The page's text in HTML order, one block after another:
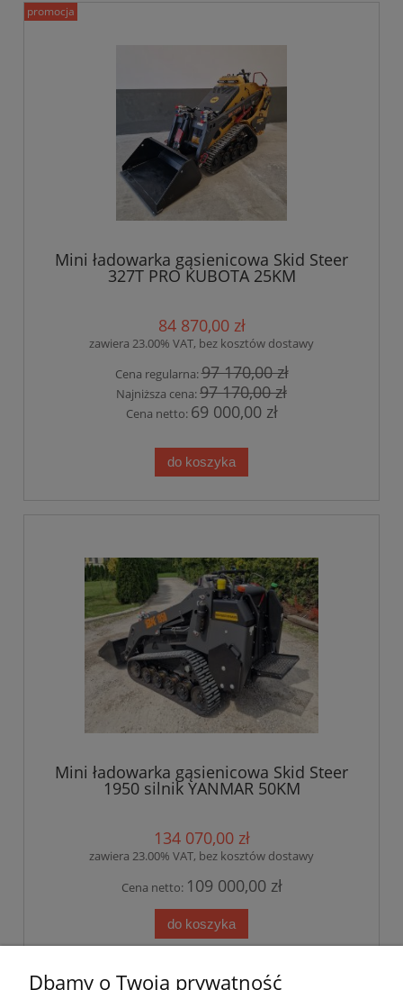
Mini ładowarka gąsienicowa Skid Steer
327T PRO KUBOTA 25KM
84 870,00 zł
zawiera 23.00% VAT, bez kosztów dostawy
Cena regularna:97 170,00 zł
Najniższa cena:97 170,00 zł
Cena netto: 69 000,00 zł
do koszyka
promocja
Mini ładowarka gąsienicowa Skid Steer
1950 silnik YANMAR 50KM
134 070,00 zł
zawiera 23.00% VAT, bez kosztów dostawy
Cena netto: 109 000,00 zł
do koszyka
Dbamy o Twoją prywatność